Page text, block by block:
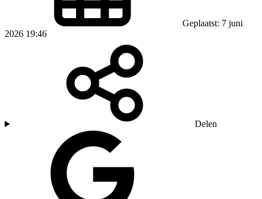
Geplaatst: 7 juni
2026 19:46
Delen